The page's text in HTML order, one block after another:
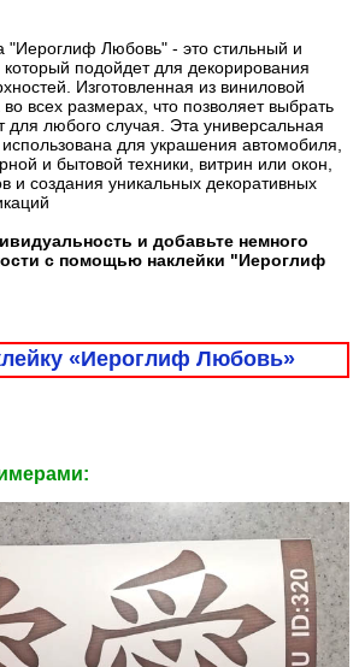
"Иероглиф Любовь" - это стильный и
который подойдет для декорирования
Изготовленная из виниловой
всех размерах, что позволяет выбрать
для любого случая. Эта универсальная
для украшения автомобиля,
и бытовой техники, витрин или окон,
и создания уникальных декоративных
и добавьте немного
с помощью наклейки "Иероглиф
«Иероглиф Любовь»